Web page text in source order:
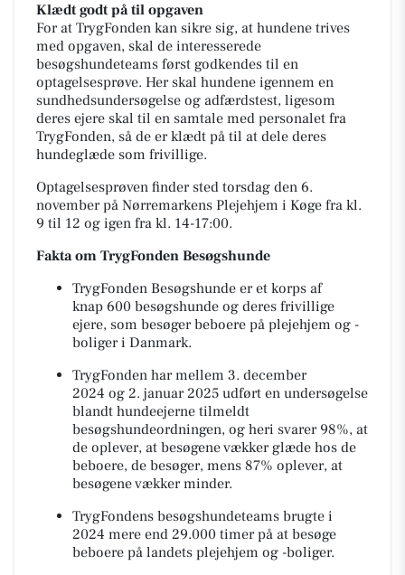
Klædt godt på til opgaven
For at TrygFonden kan sikre sig, at hundene trives
med opgaven, skal de interesserede
besøgshundeteams først godkendes til en
optagelsesprøve. Her skal hundene igennem en
sundhedsundersøgelse og adfærdstest, ligesom
deres ejere skal til en samtale med personalet fra
TrygFonden, så de er klædt på til at dele deres
hundeglæde som frivillige.
Optagelsesprøven finder sted torsdag den 6.
november på Nørremarkens Plejehjem i Køge fra kl.
9 til 12 og igen fra kl. 14-17:00.
Fakta om TrygFonden Besøgshunde
TrygFonden Besøgshunde er et korps af
knap 600 besøgshunde og deres frivillige
ejere, som besøger beboere på plejehjem og -
boliger i Danmark.
TrygFonden har mellem 3. december
2024 og 2. januar 2025 udført en undersøgelse
blandt hundeejerne tilmeldt
besøgshundeordningen, og heri svarer 98%, at
de oplever, at besøgene vækker glæde hos de
beboere, de besøger, mens 87% oplever, at
besøgene vækker minder.
TrygFondens besøgshundeteams brugte i
2024 mere end 29.000 timer på at besøge
beboere på landets plejehjem og -boliger.